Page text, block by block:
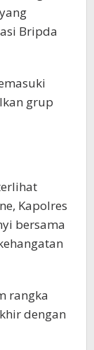
Bripda
grup
Kapolres
bersama
rangka
dengan